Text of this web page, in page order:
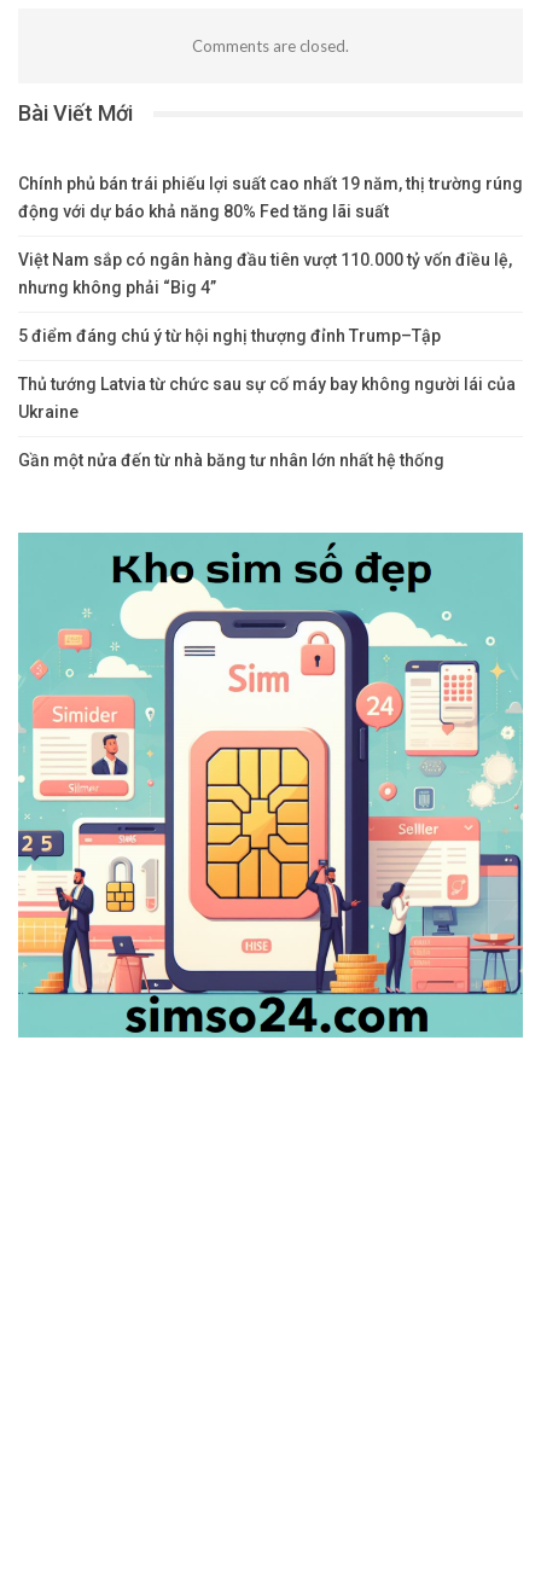
Comments are closed.
Bài Viết Mới
Chính phủ bán trái phiếu lợi suất cao nhất 19 năm, thị trường rúng
động với dự báo khả năng 80% Fed tăng lãi suất
Việt Nam sắp có ngân hàng đầu tiên vượt 110.000 tỷ vốn điều lệ,
nhưng không phải “Big 4”
5 điểm đáng chú ý từ hội nghị thượng đỉnh Trump–Tập
Thủ tướng Latvia từ chức sau sự cố máy bay không người lái của
Ukraine
Gần một nửa đến từ nhà băng tư nhân lớn nhất hệ thống